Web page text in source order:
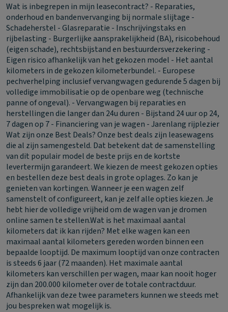
Wat is inbegrepen in mijn leasecontract? - Reparaties,
onderhoud en bandenvervanging bij normale slijtage -
Schadeherstel - Glasreparatie - Inschrijvingstaks en
rijbelasting - Burgerlijke aansprakelijkheid (BA), risicobehoud
(eigen schade), rechtsbijstand en bestuurdersverzekering -
Eigen risico afhankelijk van het gekozen model - Het aantal
kilometers in de gekozen kilometerbundel. - Europese
pechverhelping inclusief vervangwagen gedurende 5 dagen bij
volledige immobilisatie op de openbare weg (technische
panne of ongeval). - Vervangwagen bij reparaties en
herstellingen die langer dan 24u duren - Bijstand 24 uur op 24,
7 dagen op 7 - Financiering van je wagen - Jarenlang rijplezier
Wat zijn onze Best Deals?Onze best deals zijn leasewagens
die al zijn samengesteld. Dat betekent dat de samenstelling
van dit populair model de beste prijs en de kortste
levertermijn garandeert. We kiezen de meest gekozen opties
en bestellen deze best deals in grote oplages. Zo kan je
genieten van kortingen. Wanneer je een wagen zelf
samenstelt of configureert, kan je zelf alle opties kiezen. Je
hebt hier de volledige vrijheid om de wagen van je dromen
online samen te stellen.Wat is het maximaal aantal
kilometers dat ik kan rijden? Met elke wagen kan een
maximaal aantal kilometers gereden worden binnen een
bepaalde looptijd. De maximum looptijd van onze contracten
is steeds 6 jaar (72 maanden). Het maximale aantal
kilometers kan verschillen per wagen, maar kan nooit hoger
zijn dan 200.000 kilometer over de totale contractduur.
Afhankelijk van deze twee parameters kunnen we steeds met
jou bespreken wat mogelijk is.